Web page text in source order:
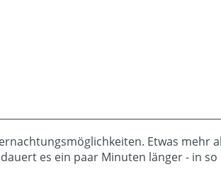
Etwas mehr
es ein paar Minuten länger - in